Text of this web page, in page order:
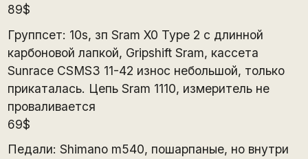
89$
Группсет: 10s, зп Sram X0 Type 2 с длинной
карбоновой лапкой, Gripshift Sram, кассета
Sunrace CSMS3 11-42 износ небольшой, только
прикаталась. Цепь Sram 1110, измеритель не
проваливается
69$
Педали: Shimano m540, пошарпаные, но внутри